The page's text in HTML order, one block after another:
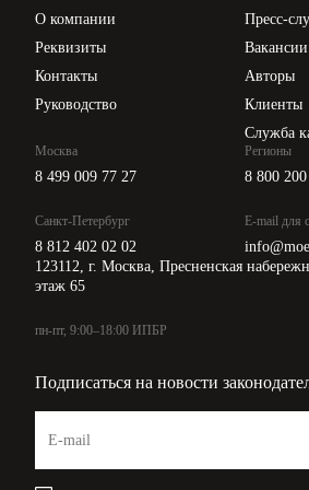
О компании
Реквизиты
Контакты
Руководство
Пресс-
Вакансии
Авторы
Клиенты
Служба
Москва
8 499 009 77 27
Санкт-Петербург
8 812 402 02 02
Регионы
8 800
E-mail для
123112, г. Москва, Пресненская
этаж 65
пн-пт, 9:00–18:00 ИПБР
Подписаться на новости